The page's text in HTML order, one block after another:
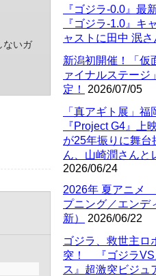
ないガ
『ゴジラ-0.0』最
『ゴジラ-1.0』キ
ャストに田中 泯さ
新潟初開催！「仮
ァイナルステージ
定！
2026/07/05
「真アギト展」
『Project G4』上
が25年振りに舞台
ん、山崎潤さんと
2026/06/24
2026年 夏アニメ
プニング／エンデ
新）
2026/06/22
ゴジラ、救世主ロ
突！ 『ゴジラVS
ス』超激突ビジュ